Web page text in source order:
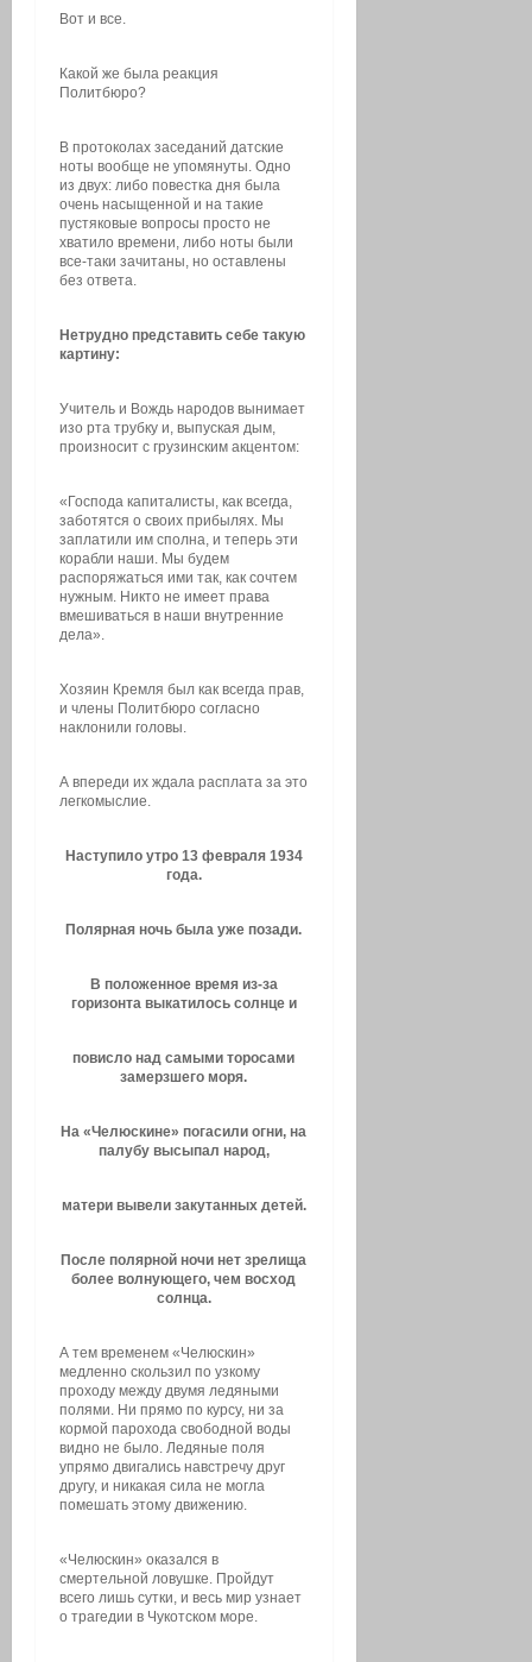
Вот и все.
Какой же была реакция
Политбюро?
В протоколах заседаний датские
ноты вообще не упомянуты. Одно
из двух: либо повестка дня была
очень насыщенной и на такие
пустяковые вопросы просто не
хватило времени, либо ноты были
все-таки зачитаны, но оставлены
без ответа.
Нетрудно представить себе такую
картину:
Учитель и Вождь народов вынимает
изо рта трубку и, выпуская дым,
произносит с грузинским акцентом:
«Господа капиталисты, как всегда,
заботятся о своих прибылях. Мы
заплатили им сполна, и теперь эти
корабли наши. Мы будем
распоряжаться ими так, как сочтем
нужным. Никто не имеет права
вмешиваться в наши внутренние
дела».
Хозяин Кремля был как всегда прав,
и члены Политбюро согласно
наклонили головы.
А впереди их ждала расплата за это
легкомыслие.
Наступило утро 13 февраля 1934
года.
Полярная ночь была уже позади.
В положенное время из-за
горизонта выкатилось солнце и
повисло над самыми торосами
замерзшего моря.
На «Челюскине» погасили огни, на
палубу высыпал народ,
матери вывели закутанных детей.
После полярной ночи нет зрелища
более волнующего, чем восход
солнца.
А тем временем «Челюскин»
медленно скользил по узкому
проходу между двумя ледяными
полями. Ни прямо по курсу, ни за
кормой парохода свободной воды
видно не было. Ледяные поля
упрямо двигались навстречу друг
другу, и никакая сила не могла
помешать этому движению.
«Челюскин» оказался в
смертельной ловушке. Пройдут
всего лишь сутки, и весь мир узнает
о трагедии в Чукотском море.